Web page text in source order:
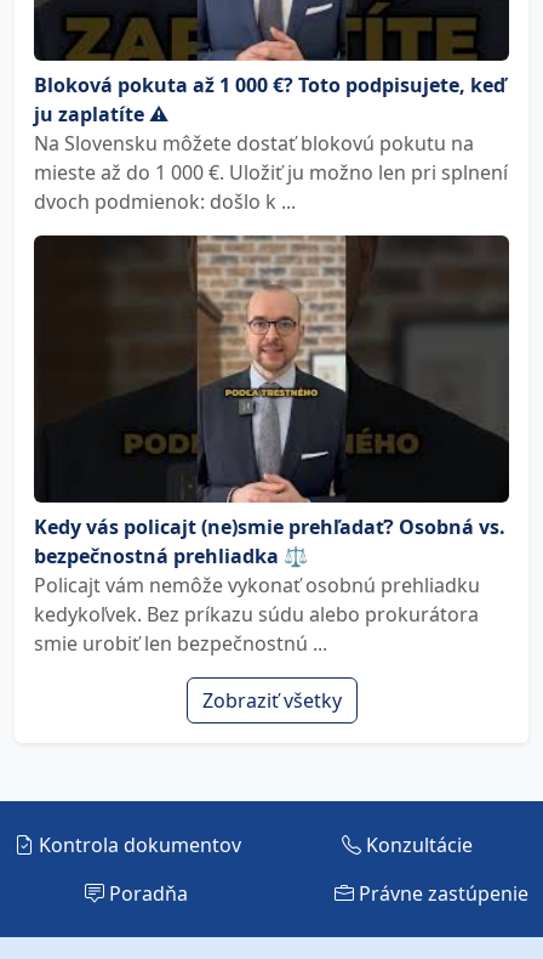
Bloková pokuta až 1 000 €? Toto podpisujete, keď
ju zaplatíte ⚠️
Na Slovensku môžete dostať blokovú pokutu na
mieste až do 1 000 €. Uložiť ju možno len pri splnení
dvoch podmienok: došlo k ...
Kedy vás policajt (ne)smie prehľadať? Osobná vs.
bezpečnostná prehliadka ⚖️
Policajt vám nemôže vykonať osobnú prehliadku
kedykoľvek. Bez príkazu súdu alebo prokurátora
smie urobiť len bezpečnostnú ...
Zobraziť všetky
Kontrola dokumentov
Konzultácie
Poradňa
Právne zastúpenie